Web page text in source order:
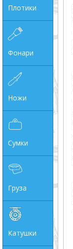
Плотики
Фонари
Ножи
Сумки
Груза
Катушки